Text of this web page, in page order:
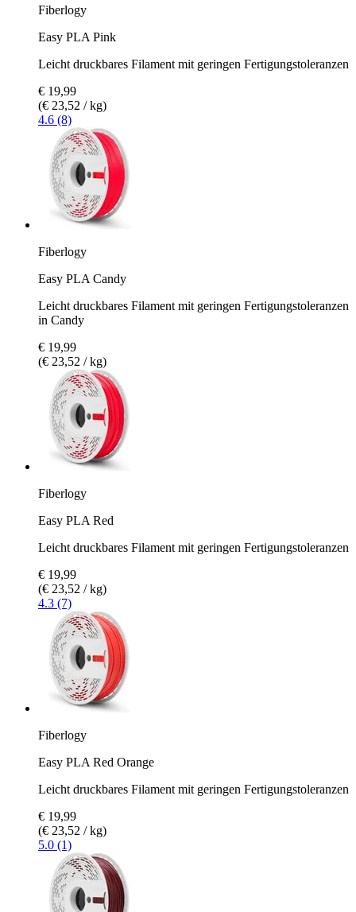
Fiberlogy
Easy PLA Pink
Leicht druckbares Filament mit geringen Fertigungstoleranzen
€ 19,99
(€ 23,52 / kg)
4.6 (8)
Fiberlogy
Easy PLA Candy
Leicht druckbares Filament mit geringen Fertigungstoleranzen
in Candy
€ 19,99
(€ 23,52 / kg)
Fiberlogy
Easy PLA Red
Leicht druckbares Filament mit geringen Fertigungstoleranzen
€ 19,99
(€ 23,52 / kg)
4.3 (7)
Fiberlogy
Easy PLA Red Orange
Leicht druckbares Filament mit geringen Fertigungstoleranzen
€ 19,99
(€ 23,52 / kg)
5.0 (1)